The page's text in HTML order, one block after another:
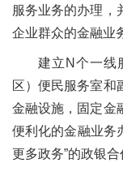
服务业务的办理，
企业群众的金融业
建立N个一线
区）便民服务室和
金融设施，固定金
便利化的金融业务
更多政务”的政银合